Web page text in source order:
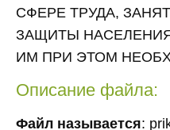
СФЕРЕ ТРУДА,
ЗАЩИТЫ
ИМ ПРИ ЭТОМ
Описание файла:
Файл называется: